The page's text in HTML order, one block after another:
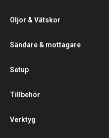
Oljor & Vätskor
Sändare & mottagare
Setup
Tillbehör
Verktyg